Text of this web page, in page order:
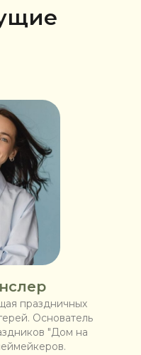
праздничных
Основатель
"Дом на